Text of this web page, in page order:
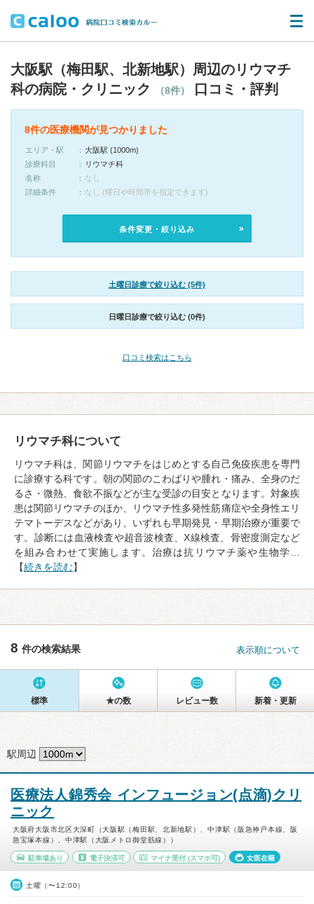
大阪駅（梅田駅、北新地駅）周辺のリウマチ
科の病院・クリニック
（8件） 口コミ・評判
8件の医療機関が見つかりました
エリア・駅
大阪駅 (1000m)
診療科目
リウマチ科
名称
なし
詳細条件
なし (曜日や時間帯を指定できます)
条件変更・絞り込み
土曜日診療で絞り込む (5件)
日曜日診療で絞り込む (0件)
口コミ検索はこちら
リウマチ科について
リウマチ科は、関節リウマチをはじめとする自己免疫疾患を専門
に診療する科です。朝の関節のこわばりや腫れ・痛み、全身のだ
るさ・微熱、食欲不振などが主な受診の目安となります。対象疾
患は関節リウマチのほか、リウマチ性多発性筋痛症や全身性エリ
テマトーデスなどがあり、いずれも早期発見・早期治療が重要で
す。診断には血液検査や超音波検査、X線検査、骨密度測定など
を組み合わせて実施します。治療は抗リウマチ薬や生物学…
【続きを読む】
8 件の検索結果 表示順について
標準 ★の数 レビュー数 新着・更新
駅周辺
医療法人錦秀会 インフュージョン(点滴)クリ
ニック
大阪府大阪市北区大深町（大阪駅（梅田駅、北新地駅）、中津駅（阪急神戸本線、阪
急宝塚本線）、中津駅（大阪メトロ御堂筋線））
駐車場あり 電子決済可 マイナ受付 (スマホ可) 女医在籍
土曜（〜12:00）